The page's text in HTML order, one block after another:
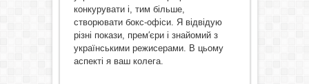
конкурувати і, тим більше,
створювати бокс-офіси. Я відвідую
різні покази, прем′єри і знайомий з
українськими режисерами. В цьому
аспекті я ваш колега.